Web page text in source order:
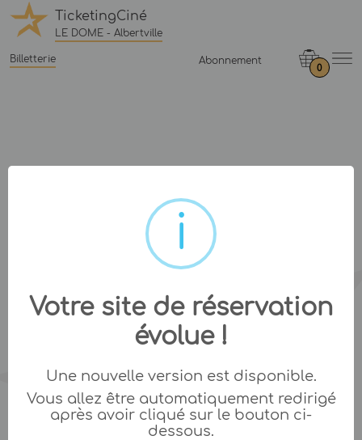
TicketingCiné
LE DOME - Albertville
Billetterie Abonnement
0
Votre site de réservation
évolue !
Une nouvelle version est disponible.
Vous allez être automatiquement redirigé
après avoir cliqué sur le bouton ci-
dessous.